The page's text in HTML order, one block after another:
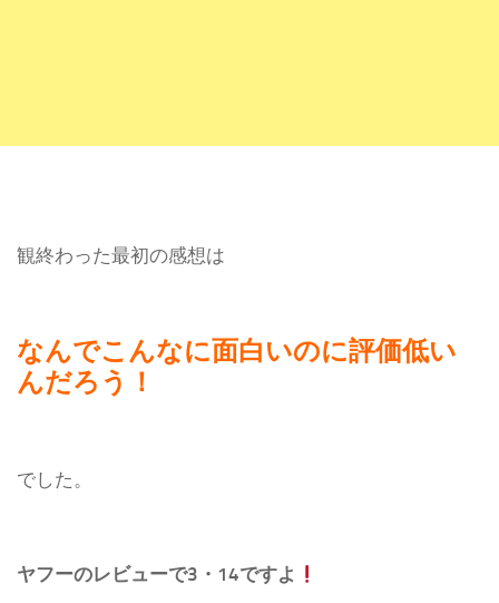
観終わった最初の感想は
なんでこんなに面白いのに評価低い
んだろう！
でした。
ヤフーのレビューで3・14ですよ